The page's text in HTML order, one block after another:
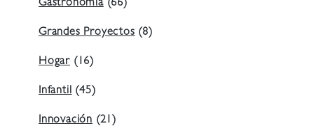
Gastronomía(66)
Grandes Proyectos(8)
Hogar (16)
Infantil(45)
Innovación (21)